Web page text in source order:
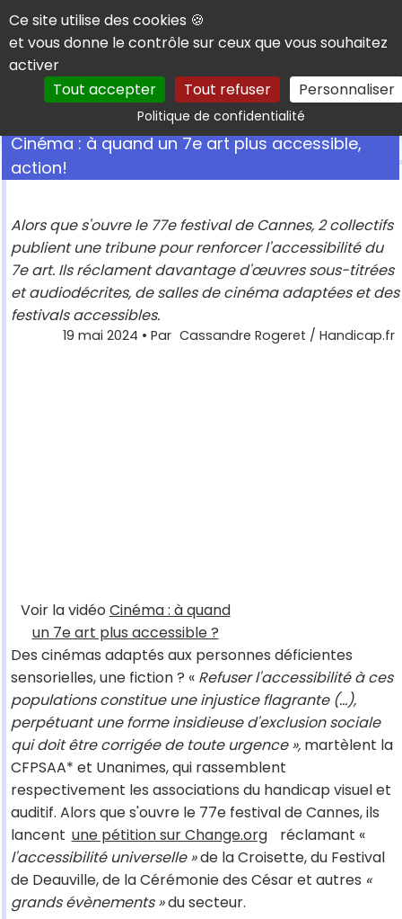
Panneau de gestion des cookies
Ce site utilise des cookies 🍪
et vous donne le contrôle sur ceux que vous souhaitez
activer
Tout accepter
Tout refuser Personnaliser
Politique de confidentialitéRechercher
Cinéma : à quand un 7e art plus accessible,
action!
Alors que s'ouvre le 77e festival de Cannes, 2 collectifs
publient une tribune pour renforcer l'accessibilité du
7e art. Ils réclament davantage d'œuvres sous-titrées
et audiodécrites, de salles de cinéma adaptées et des
festivals accessibles.
19 mai 2024 • Par Cassandre Rogeret / Handicap.fr
Voir la vidéo Cinéma : à quand
un 7e art plus accessible ?
Des cinémas adaptés aux personnes déficientes
sensorielles, une fiction ? « Refuser l'accessibilité à ces
populations constitue une injustice flagrante (…),
perpétuant une forme insidieuse d'exclusion sociale
qui doit être corrigée de toute urgence », martèlent la
CFPSAA* et Unanimes, qui rassemblent
respectivement les associations du handicap visuel et
auditif. Alors que s'ouvre le 77e festival de Cannes, ils
lancent une pétition sur Change.org
réclamant «
l'accessibilité universelle »de la Croisette, du Festival
de Deauville, de la Cérémonie des César et autres «
grands évènements »du secteur.